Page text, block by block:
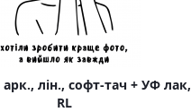
лін., софт-тач + УФ лак,
RL